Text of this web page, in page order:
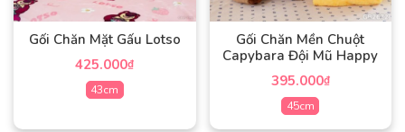
Gối Chăn Mặt Gấu Lotso
425.000₫
43cm
Gối Chăn Mền Chuột
Capybara Đội Mũ Happy
395.000₫
45cm